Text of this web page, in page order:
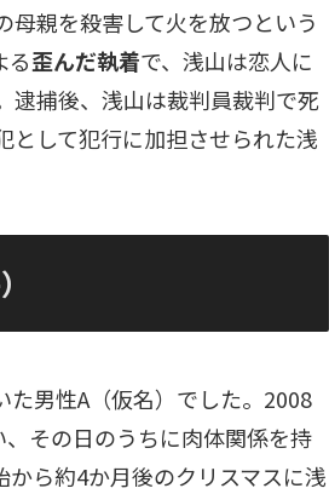
親を殺害して火を放つという
る歪んだ執着で、浅山は恋人に
逮捕後、浅山は裁判員裁判で死
として犯行に加担させられた浅
男性A（仮名）でした。2008
その日のうちに肉体関係を持
ら約4か月後のクリスマスに浅